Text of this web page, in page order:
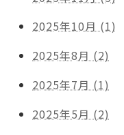
2025年10月 (1)
2025年8月 (2)
2025年7月 (1)
2025年5月 (2)